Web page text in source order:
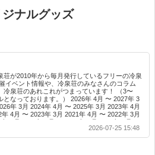
ナルグッズ
荘が2010年から毎月発行しているフリーの冷泉
イベント情報や、冷泉荘のみなさんのコラム
冷泉荘のあれこれがつまっています！ （3〜
となっております。） 2026年 4月 〜 2027年 3
年 3月 2024年 4月 〜 2025年 3月 2023年 4月
4月 〜 2023年 3月 2021年 4月 〜 2022年 3月
年 3月 2019年 4月 〜 2020年 3月 2018年 4月 〜
月 〜 2018年 3月 2016年 4月 〜 2017年 3月
3月 2014年 4月 〜 2015年 3月 2013...
2026-07-25 15:48